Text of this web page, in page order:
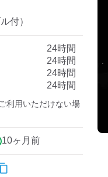
付）
24時間
24時間
24時間
24時間
利用いただけない場
10ヶ月前